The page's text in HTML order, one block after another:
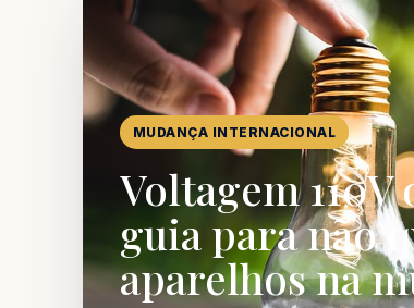
MUDANÇA INTERNACIONAL
Voltagem
guia para não
aparelhos na